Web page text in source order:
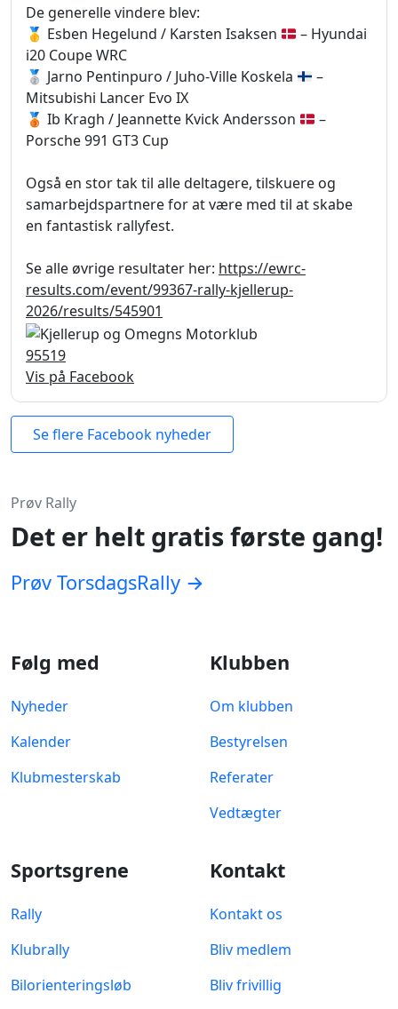
De generelle vindere blev:
🥇 Esben Hegelund / Karsten Isaksen
– Hyundai
i20 Coupe WRC
🥈 Jarno Pentinpuro / Juho-Ville Koskela
–
Mitsubishi Lancer Evo IX
🥉 Ib Kragh / Jeannette Kvick Andersson
–
Porsche 991 GT3 Cup
Også en stor tak til alle deltagere, tilskuere og
samarbejdspartnere for at være med til at skabe
en fantastisk rallyfest.
Se alle øvrige resultater her: https://ewrc-
results.com/event/99367-rally-kjellerup-
2026/results/545901
95519
Vis på Facebook
Se flere Facebook nyheder
Prøv Rally
Det er helt gratis første gang!
Prøv TorsdagsRally →
Følg med
Nyheder
Kalender
Klubmesterskab
Klubben
Om klubben
Bestyrelsen
Referater
Vedtægter
Sportsgrene
Rally
Klubrally
Bilorienteringsløb
Kontakt
Kontakt os
Bliv medlem
Bliv frivillig